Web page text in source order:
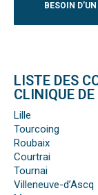
BESOIN
LISTE DES
CLINIQUE
Lille
Tourcoing
Roubaix
Courtrai
Tournai
Villeneuve-d’Ascq